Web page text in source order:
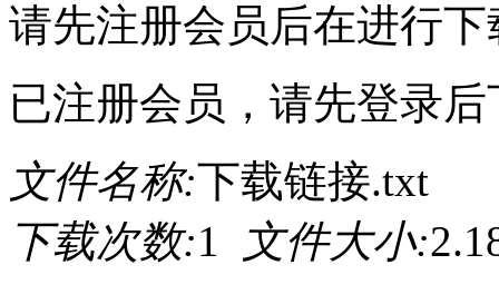
请先注册会员后在进行下
已注册会员，请先登录后
文件名称:下载链接.txt
下载次数:1 文件大小: